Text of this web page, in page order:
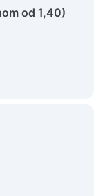
od 1,40)